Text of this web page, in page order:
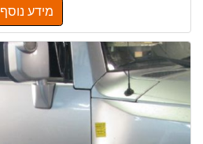
מידע נוסף